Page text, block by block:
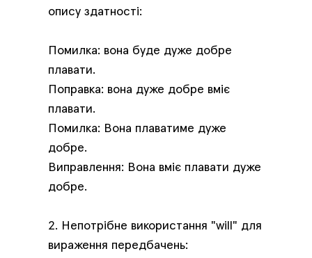
опису здатності:
Помилка: вона буде дуже добре
плавати.
Поправка: вона дуже добре вміє
плавати.
Помилка: Вона плаватиме дуже
добре.
Виправлення: Вона вміє плавати дуже
добре.
2. Непотрібне використання "will" для
вираження передбачень: